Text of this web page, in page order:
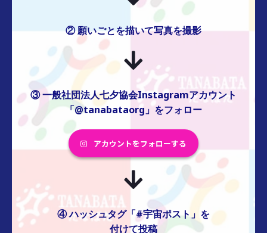
② 願いごとを描いて写真を撮影
③ 一般社団法人七夕協会Instagramアカウント
「@tanabataorg」をフォロー
アカウントをフォローする
④ ハッシュタグ「#宇宙ポスト」を
付けて投稿